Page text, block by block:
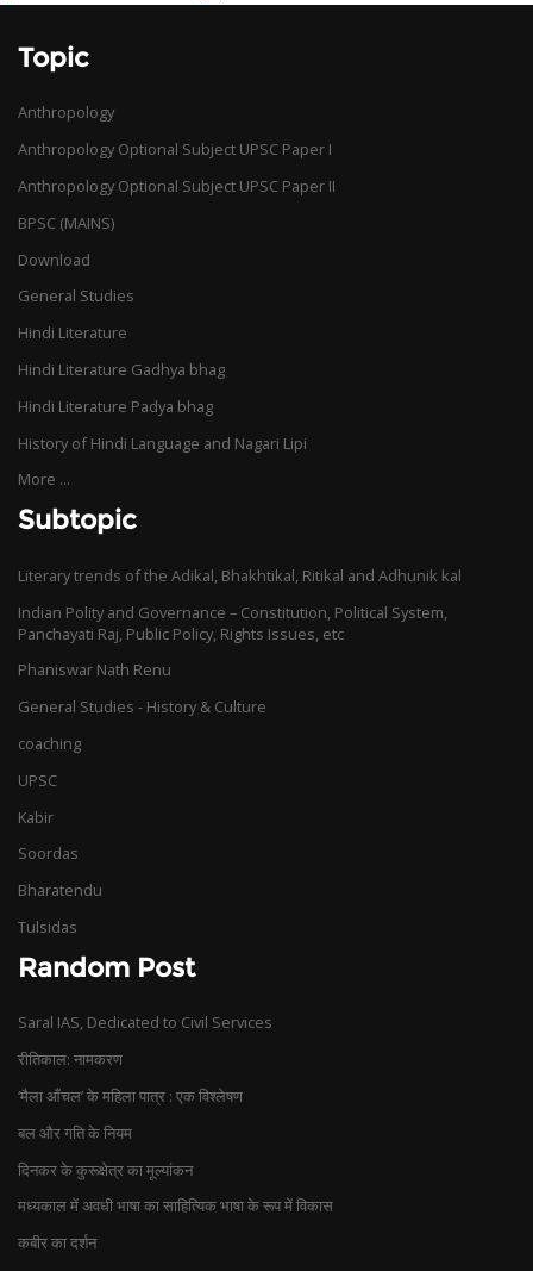
Topic
Anthropology
Anthropology Optional Subject UPSC Paper I
Anthropology Optional Subject UPSC Paper II
BPSC (MAINS)
Download
General Studies
Hindi Literature
Hindi Literature Gadhya bhag
Hindi Literature Padya bhag
History of Hindi Language and Nagari Lipi
More ...
Subtopic
Literary trends of the Adikal, Bhakhtikal, Ritikal and Adhunik kal
Indian Polity and Governance – Constitution, Political System,
Panchayati Raj, Public Policy, Rights Issues, etc
Phaniswar Nath Renu
General Studies - History & Culture
coaching
UPSC
Kabir
Soordas
Bharatendu
Tulsidas
Random Post
Saral IAS, Dedicated to Civil Services
रीतिकाल: नामकरण
‘मैला आँचल’ के महिला पात्र : एक विश्लेषण
बल और गति ‌के नियम
दिनकर के कुरूक्षेत्र का मूल्‍यांकन
मध्यकाल में अवधी भाषा का साहित्यिक भाषा के रूप में विकास
कबीर का दर्शन